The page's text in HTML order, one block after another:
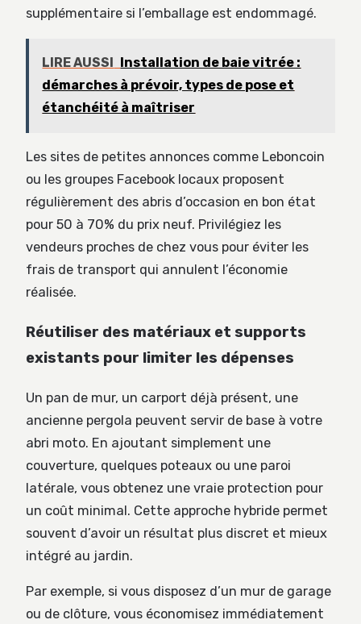
supplémentaire si l’emballage est endommagé.
LIRE AUSSI
Installation de baie vitrée :
démarches à prévoir, types de pose et
étanchéité à maîtriser
Les sites de petites annonces comme Leboncoin
ou les groupes Facebook locaux proposent
régulièrement des abris d’occasion en bon état
pour 50 à 70% du prix neuf. Privilégiez les
vendeurs proches de chez vous pour éviter les
frais de transport qui annulent l’économie
réalisée.
Réutiliser des matériaux et supports
existants pour limiter les dépenses
Un pan de mur, un carport déjà présent, une
ancienne pergola peuvent servir de base à votre
abri moto. En ajoutant simplement une
couverture, quelques poteaux ou une paroi
latérale, vous obtenez une vraie protection pour
un coût minimal. Cette approche hybride permet
souvent d’avoir un résultat plus discret et mieux
intégré au jardin.
Par exemple, si vous disposez d’un mur de garage
ou de clôture, vous économisez immédiatement